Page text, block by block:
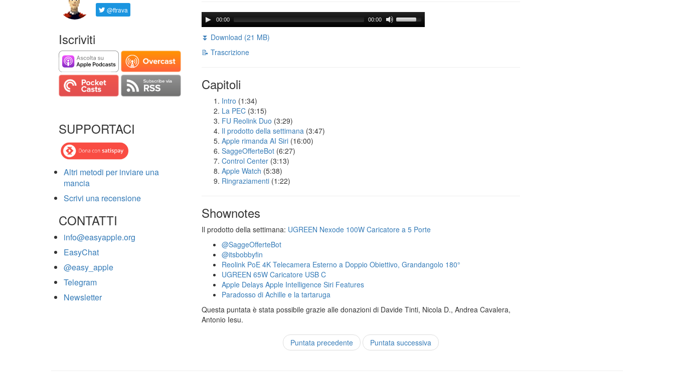
@ftrava
Iscriviti
SUPPORTACI
Altri metodi per inviare una
mancia
Scrivi una recensione
CONTATTI
info@easyapple.org
EasyChat
@easy_apple
Telegram
Newsletter
00:00 00:00
⏬ Download (21 MB)
📝 Trascrizione
Capitoli
Intro (1:34)
La PEC (3:15)
FU Reolink Duo (3:29)
Il prodotto della settimana (3:47)
Apple rimanda AI Siri (16:00)
SaggeOfferteBot (6:27)
Control Center (3:13)
Apple Watch (5:38)
Ringraziamenti (1:22)
Shownotes
Il prodotto della settimana: UGREEN Nexode 100W Caricatore a 5 Porte
@SaggeOfferteBot
@itsbobbyfin
Reolink PoE 4K Telecamera Esterno a Doppio Obiettivo, Grandangolo 180°
UGREEN 65W Caricatore USB C
Apple Delays Apple Intelligence Siri Features
Paradosso di Achille e la tartaruga
Questa puntata è stata possibile grazie alle donazioni di Davide Tinti, Nicola D., Andrea Cavalera,
Antonio Iesu.
Puntata precedente Puntata successiva